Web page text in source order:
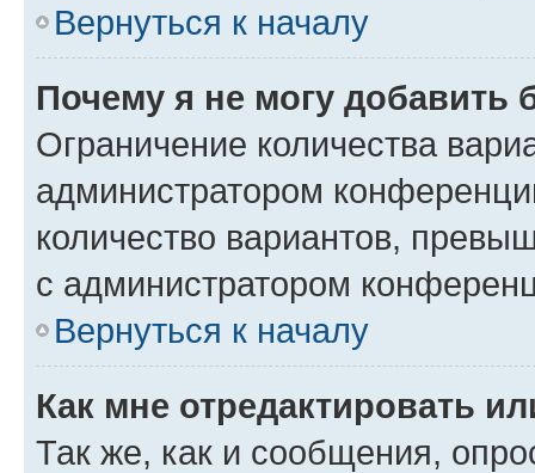
Вернуться к началу
Почему я не могу добавить
Ограничение количества
администратором
количество вариантов,
с администратором
Вернуться к началу
Как мне отредактировать
Так же, как и сообщения,